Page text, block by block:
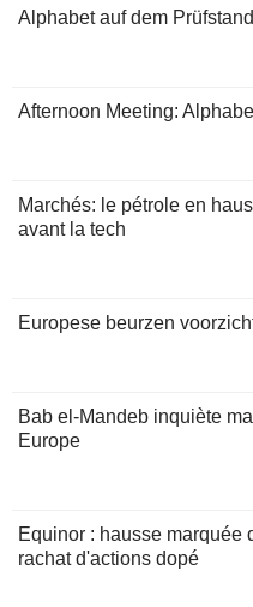
Alphabet auf dem Prüfstand
Afternoon Meeting:
Marchés: le pétrole en
avant la tech
Europese beurzen
Bab el-Mandeb inquiète
Europe
Equinor : hausse marquée
rachat d'actions dopé